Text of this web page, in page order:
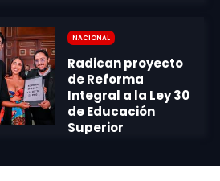
Nacional